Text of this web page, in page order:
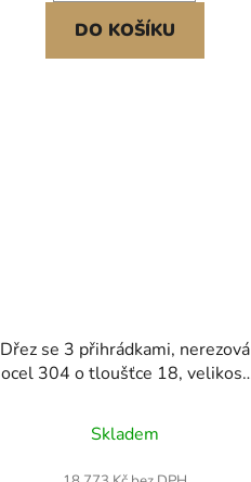
DO KOŠÍKU
Dřez se 3 přihrádkami, nerezová
ocel 304 o tloušťce 18, velikost
komerční kuchyňský přípravný a
užitkový dřez se 2 odkapávacími
deskami a obkladem pro
Skladem